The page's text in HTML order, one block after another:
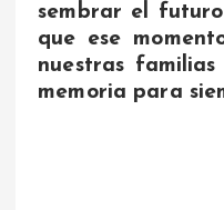
sembrar el
que ese
nuestras
memoria para